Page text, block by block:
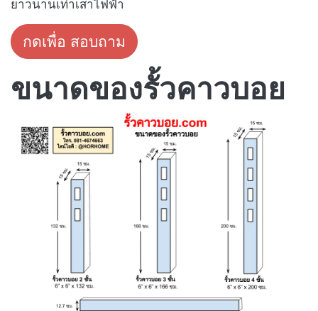
ยาวนานเท่าเสาไฟฟ้า
กดเพื่อ สอบถาม
ขนาดของรั้วคาวบอย